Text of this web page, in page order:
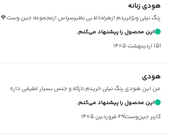
برند:جوتی جینز
زیر گروه: هودی
شیوه‌برش:
Regular fit
هودی زنانه
رنگ نیلی وبژخریدم ازهرلحاظ بی نظیرسپاس ازمجموعه جین وست🌹
این محصول را پیشنهاد می‌کنم.
|۱۵ اردیبهشت ۱۴۰۵
هودی
من این هودی رنگ نیلی خریدم نازکه و جنس بسیار لطیفی داره
این محصول را پیشنهاد می‌کنم.
کاربر جین‌وست|۲۹ فروردین ۱۴۰۵